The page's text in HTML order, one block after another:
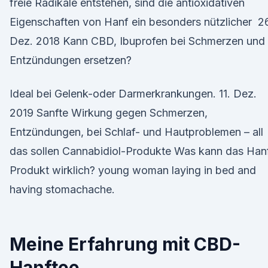
freie Radikale entstehen, sind die antioxidativen
Eigenschaften von Hanf ein besonders nützlicher
Dez. 2018 Kann CBD, Ibuprofen bei Schmerzen und
Entzündungen ersetzen?
Ideal bei Gelenk-oder Darmerkrankungen. 11. Dez.
2019 Sanfte Wirkung gegen Schmerzen,
Entzündungen, bei Schlaf- und Hautproblemen – all
das sollen Cannabidiol-Produkte Was kann das
Produkt wirklich? young woman laying in bed and
having stomachache.
Meine Erfahrung mit CBD-